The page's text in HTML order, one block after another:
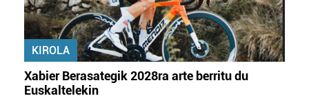
KIROLA
Xabier Berasategik 2028ra arte berritu du
Euskaltelekin